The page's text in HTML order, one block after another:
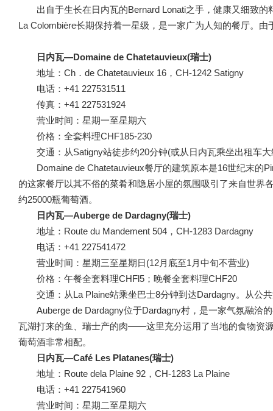
出自于生长在日内瓦的Bernard Lonati之手，健康又细致
La Colombière长期保持着一星级，是一家广为人知的餐厅。
日内瓦—Domaine de Chatetauvieux(瑞士)
地址：Ch．de Chatetauvieux 16，CH-1242 Satigny
电话：+41 227531511
传真：+41 227531924
营业时间：星期一至星期六
价格：全套料理CHF185-230
交通：从Satigny站徒步约20分钟(或从日内瓦乘坐出租车
Domaine de Chatetauvieux餐厅的建筑原本是16世纪末的
的这家餐厅以其不俗的菜肴和隐居小屋的氛围吸引了来自世界
约25000瓶葡萄酒。
日内瓦—Auberge de Dardagny(瑞士)
地址：Route du Mandement 504，CH-1283 Dardagny
电话：+41 227541472
营业时间：星期三至星期日(12月底至1月中旬不营业)
价格：午餐全套料理CHFl5；晚餐全套料理CHF20
交通：从La Plaine站乘坐巴士8分钟到达Dardagny。从公
Auberge de Dardagny位于Dardagny村，是一家气氛融洽
瓦湖打来的鱼、瑞士产的肉——这里充分运用了当地的食物资
葡萄酒非常相配。
日内瓦—Café Les Platanes(瑞士)
地址：Route dela Plaine 92，CH-1283 La Plaine
电话：+41 227541960
营业时间：星期二至星期六